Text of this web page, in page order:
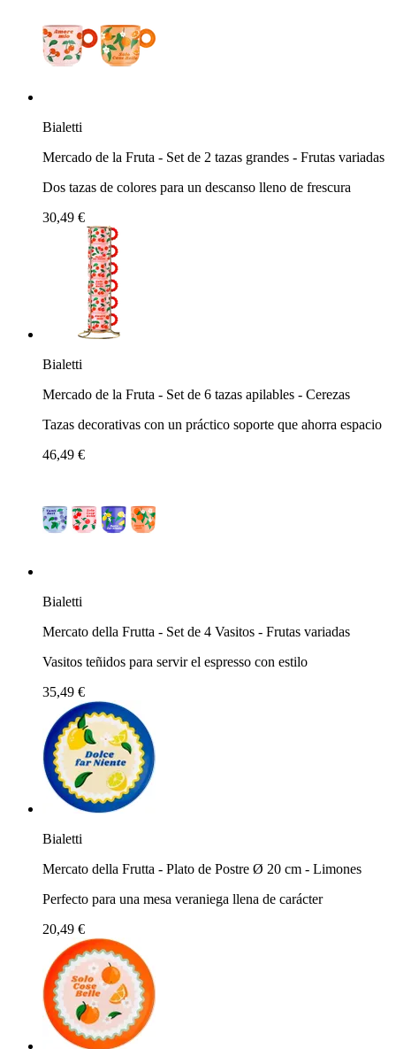
Bialetti
Mercado de la Fruta - Set de 2 tazas grandes - Frutas variadas
Dos tazas de colores para un descanso lleno de frescura
30,49 €
Bialetti
Mercado de la Fruta - Set de 6 tazas apilables - Cerezas
Tazas decorativas con un práctico soporte que ahorra espacio
46,49 €
Bialetti
Mercato della Frutta - Set de 4 Vasitos - Frutas variadas
Vasitos teñidos para servir el espresso con estilo
35,49 €
Bialetti
Mercato della Frutta - Plato de Postre Ø 20 cm - Limones
Perfecto para una mesa veraniega llena de carácter
20,49 €